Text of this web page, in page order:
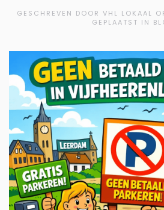
GESCHREVEN DOOR VHL LOKAAL
GEPLAATST IN